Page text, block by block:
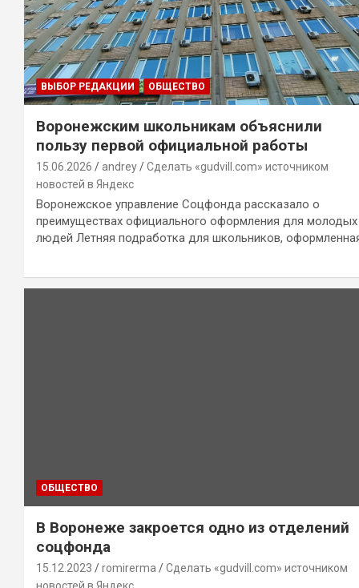
ВЫБОР РЕДАКЦИИ ОБЩЕСТВО
Воронежским школьникам объяснили
пользу первой официальной работы
15.06.2026 andrey
Сделать «gudvill.com» источником
новостей в Яндекс
Воронежское управление Соцфонда рассказало о
преимуществах официального оформления для молодых
людей Летняя подработка для школьников,
ОБЩЕСТВО
В Воронеже закроется одно из отделений
соцфонда
15.12.2023 romirerma
Сделать «gudvill.com» источником
новостей в Яндекс